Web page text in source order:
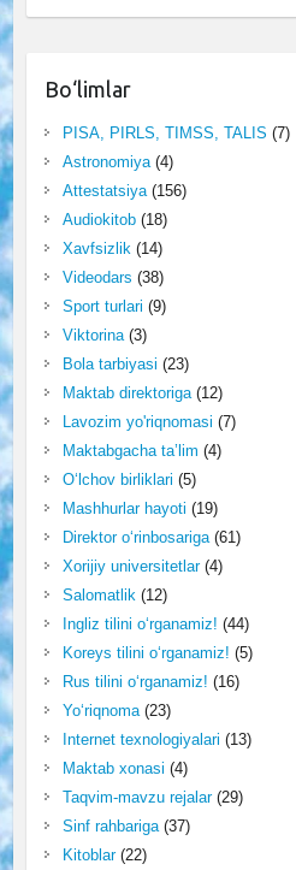
Bo‘limlar
PISA, PIRLS, TIMSS, TALIS (7)
Astronomiya(4)
Attestatsiya(156)
Audiokitob(18)
Xavfsizlik(14)
Videodars (38)
Sport turlari (9)
Viktorina(3)
Bola tarbiyasi (23)
Maktab direktoriga(12)
Lavozim yo'riqnomasi (7)
Maktabgacha ta’lim (4)
O‘lchov birliklari (5)
Mashhurlar hayoti (19)
Direktor o‘rinbosariga(61)
Xorijiy universitetlar(4)
Salomatlik(12)
Ingliz tilini o‘rganamiz! (44)
Koreys tilini o‘rganamiz! (5)
Rus tilini o‘rganamiz! (16)
Yo‘riqnoma(23)
Internet texnologiyalari (13)
Maktab xonasi (4)
Taqvim-mavzu rejalar(29)
Sinf rahbariga(37)
Kitoblar(22)